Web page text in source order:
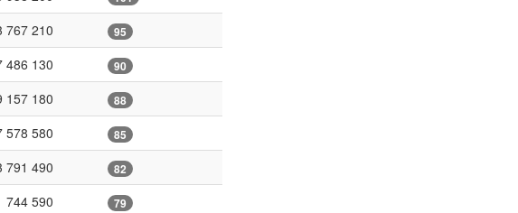
767 210 95
486 130 90
157 180 88
578 580 85
791 490 82
744 590 79